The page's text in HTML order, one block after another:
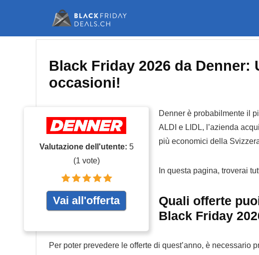
Black Friday 2026 da
occasioni!
Valutazione dell'utente: 5
(1 vote)
Vai all'offerta
Denner è probabilmente il
ALDI e LIDL, l’azienda
più economici della
In questa pagina, troverai
Quali offerte
Black Friday
Per poter prevedere le offerte di quest’anno, è necessario